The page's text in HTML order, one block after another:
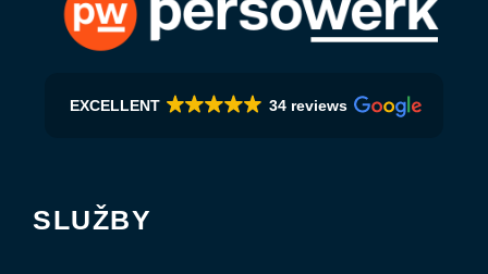
EXCELLENT 34 reviews
SLUŽBY